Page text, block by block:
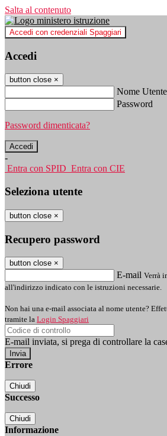
Salta al contenuto
Accedi con credenziali Spaggiari
Accedi
button close ×
Nome Utente
Password
Password dimenticata?
-
Entra con SPID Entra con CIE
Seleziona utente
button close ×
Recupero password
button close ×
E-mail Verrà
all'indirizzo indicato con le istruzioni necessarie.
Non hai una e-mail associata al nome utente?
tramite la Login Spaggiari
E-mail inviata, si prega di controllare la
Errore
Chiudi
Successo
Chiudi
Informazione